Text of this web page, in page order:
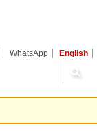
WhatsApp English